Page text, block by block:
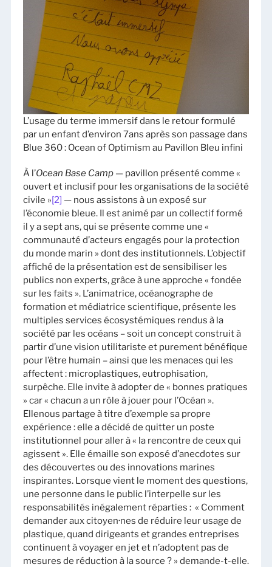
L’usage du terme immersif dans le retour formulé
par un enfant d’environ 7ans après son passage dans
Blue 360 : Ocean of Optimism au Pavillon Bleu infini
À l’Ocean Base Camp — pavillon présenté comme «
ouvert et inclusif pour les organisations de la société
civile »[2] — nous assistons à un exposé sur
l’économie bleue. Il est animé par un collectif formé
il y a sept ans, qui se présente comme une «
communauté d’acteurs engagés pour la protection
du monde marin » dont des institutionnels. L’objectif
affiché de la présentation est de sensibiliser les
publics non experts, grâce à une approche « fondée
sur les faits ». L’animatrice, océanographe de
formation et médiatrice scientifique, présente les
multiples services écosystémiques rendus à la
société par les océans – soit un concept construit à
partir d’une vision utilitariste et purement bénéfique
pour l’être humain – ainsi que les menaces qui les
affectent : microplastiques, eutrophisation,
surpêche. Elle invite à adopter de « bonnes pratiques
» car « chacun a un rôle à jouer pour l’Océan ».
Ellenous partage à titre d’exemple sa propre
expérience : elle a décidé de quitter un poste
institutionnel pour aller à « la rencontre de ceux qui
agissent ». Elle émaille son exposé d’anecdotes sur
des découvertes ou des innovations marines
inspirantes. Lorsque vient le moment des questions,
une personne dans le public l’interpelle sur les
responsabilités inégalement réparties : « Comment
demander aux citoyen·nes de réduire leur usage de
plastique, quand dirigeants et grandes entreprises
continuent à voyager en jet et n’adoptent pas de
mesures de réduction à la source ? » demande-t-elle.